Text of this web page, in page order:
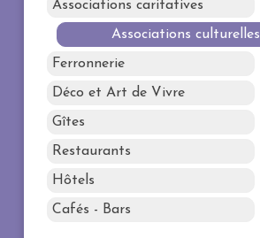
Associations caritatives
Associations culturelles
Ferronnerie
Déco et Art de Vivre
Gîtes
Restaurants
Hôtels
Cafés - Bars